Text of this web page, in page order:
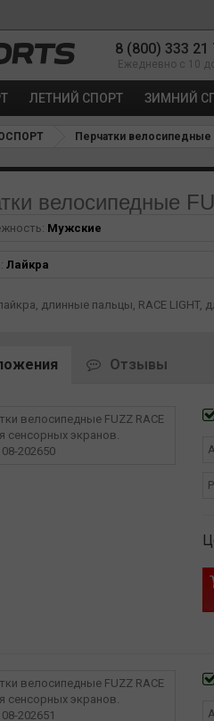
8 (800) 333 21
Ежедневно с 10
ЛЕТНИЙ СПОРТ ЗИМНИЙ
Перчатки велосипедные
велосипедные
Мужские
Лайкра
длинные пальцы, RACE LIGHT,
Отзывы